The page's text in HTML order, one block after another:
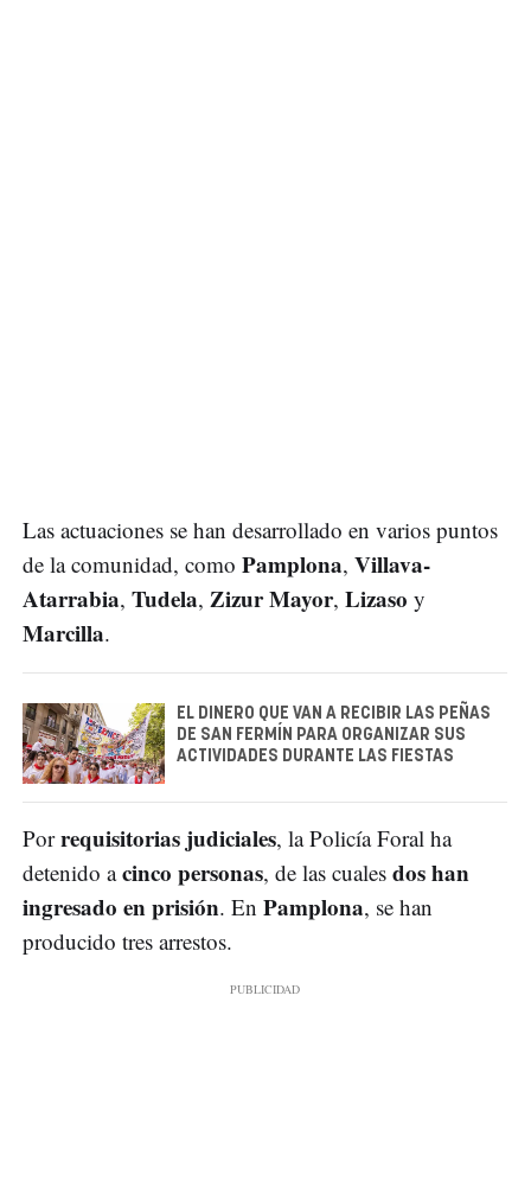
Las actuaciones se han desarrollado en varios puntos
de la comunidad, como Pamplona, Villava-
Atarrabia, Tudela, Zizur Mayor, Lizaso y
Marcilla.
EL DINERO QUE VAN A RECIBIR LAS PEÑAS
DE SAN FERMÍN PARA ORGANIZAR SUS
ACTIVIDADES DURANTE LAS FIESTAS
Porrequisitorias judiciales, la Policía Foral ha
detenido acinco personas, de las cuales dos han
ingresado en prisión. En Pamplona, se han
producido tres arrestos.